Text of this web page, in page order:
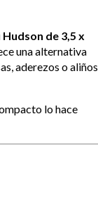
de 3,5 x
una alternativa
aderezos o aliños
lo hace